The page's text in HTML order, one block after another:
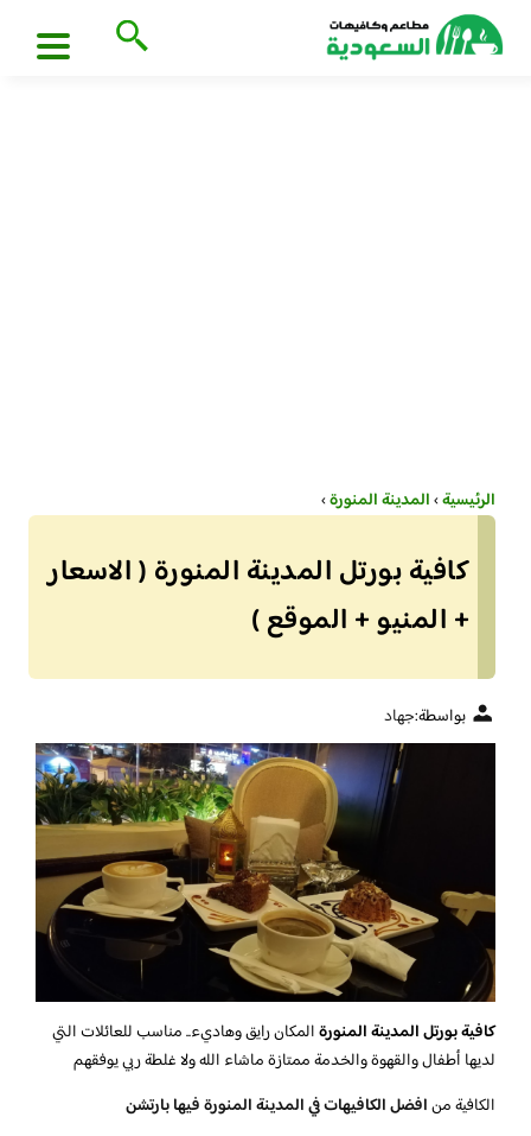
الرئيسية›المدينة المنورة›
كافية بورتل المدينة المنورة ( الاسعار
+ المنيو + الموقع )
بواسطة:جهاد
كافية بورتل المدينة المنورةالمكان رايق وهاديء.. مناسب للعائلات التي
لديها أطفال والقهوة والخدمة ممتازة ماشاء الله ولا غلطة ربي يوفقهم
الكافية منافضل الكافيهات في المدينة المنورة فيها بارتشن